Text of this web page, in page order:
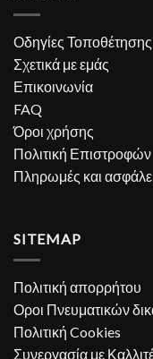
Οδηγίες
Σχετικά με εμάς
Επικοινωνία
FAQ
Όροι χρήσης
Πολιτική Επιστροφών
Πληρωμές και
SITEMAP
Πολιτική απορρήτου
Οροι Πνευματικών
Πολιτική Cookies
Συνεργασία με